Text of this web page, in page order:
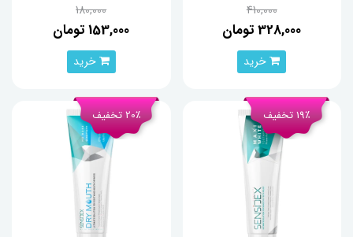
گرم
410,000
328,000 تومان
خرید
180,000
153,000 تومان
خرید
19٪ تخفیف 20٪ تخفیف